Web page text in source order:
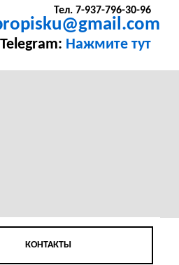
Тел. 7-937-796-30-96
Telegram: Нажмите тут
КОНТАКТЫ